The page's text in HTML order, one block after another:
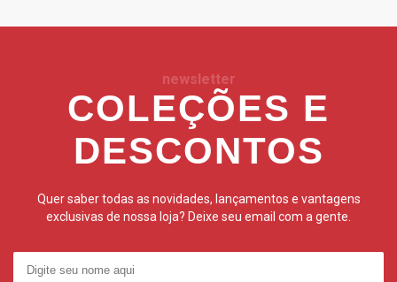
newsletter
COLEÇÕES E
DESCONTOS
Quer saber todas as novidades, lançamentos e vantagens
exclusivas de nossa loja? Deixe seu email com a gente.